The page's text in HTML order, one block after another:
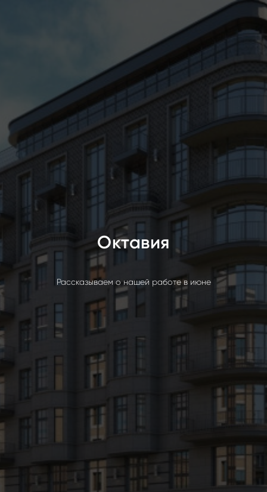
Октавия
Рассказываем о нашей работе в июне